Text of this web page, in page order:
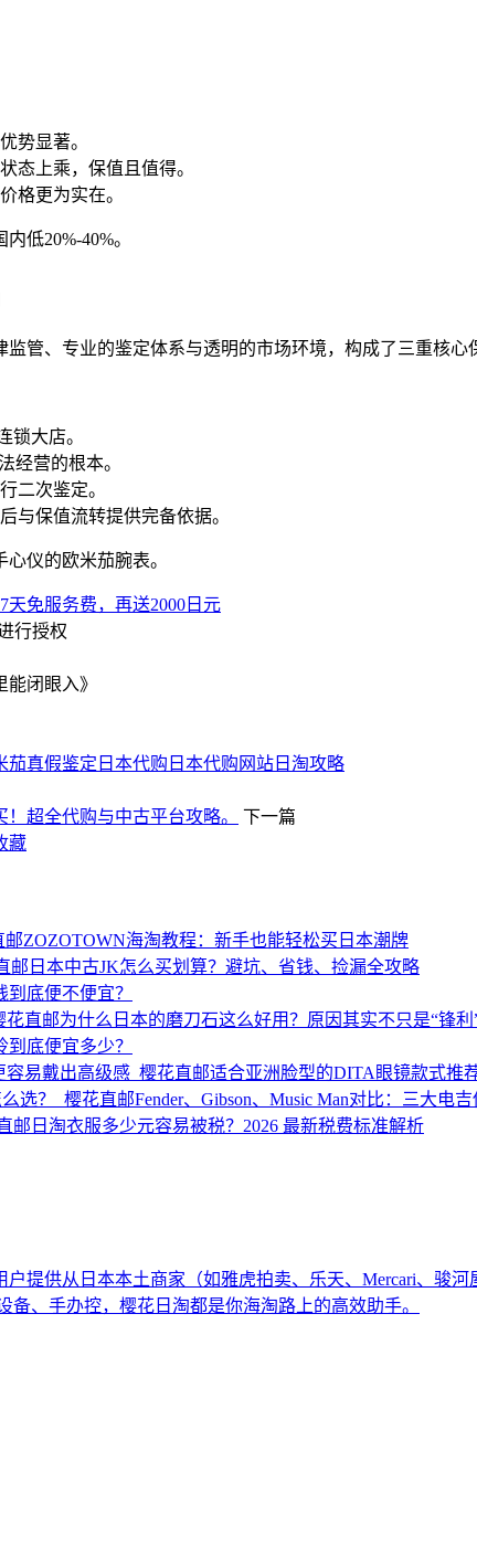
势显著。
态上乘，保值且值得。
格更为实在。
低20%-40%。
管、专业的鉴定体系与透明的市场环境，构成了三重核心
锁大店。
经营的根本。
二次鉴定。
与保值流转提供完备依据。
仪的欧米茄腕表。
免服务费，再送2000日元
行授权
闭眼入》
茄真假鉴定 日本代购 日本代购网站 日淘攻略
超全代购与中古平台攻略。
下一篇
藏
ZOZOTOWN海淘教程：新手也能轻松买日本潮牌
日本中古JK怎么买划算？避坑、省钱、捡漏全攻略
底便不便宜？
为什么日本的磨刀石这么好用？原因其实不只是“锋利
到底便宜多少？
适合亚洲脸型的DITA眼镜款式推
Fender、Gibson、Music Man对比：三大电
日淘衣服多少元容易被税？2026 最新税费标准解析
提供从日本本土商家（如雅虎拍卖、乐天、Mercari、骏
、手办控，樱花日淘都是你海淘路上的高效助手。